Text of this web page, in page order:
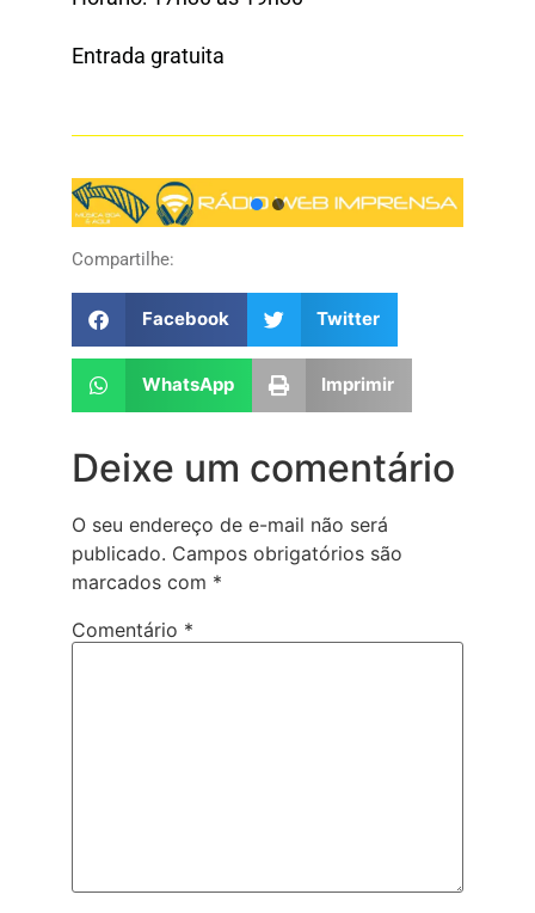
Entrada gratuita
Compartilhe:
Facebook Twitter
WhatsApp Imprimir
Deixe um comentário
O seu endereço de e-mail não será
publicado. Campos obrigatórios são
marcados com *
Comentário *